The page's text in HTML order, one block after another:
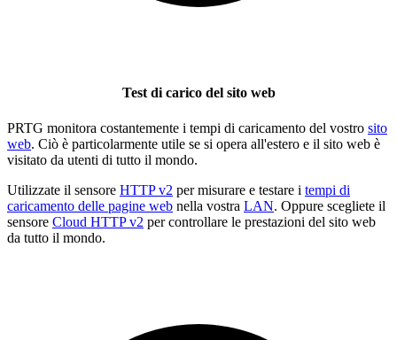
Test di carico del sito web
PRTG monitora costantemente i tempi di caricamento del vostro sito
web. Ciò è particolarmente utile se si opera all'estero e il sito web è
visitato da utenti di tutto il mondo.
Utilizzate il sensore HTTP v2 per misurare e testare i tempi di
caricamento delle pagine web nella vostra LAN. Oppure scegliete il
sensore Cloud HTTP v2 per controllare le prestazioni del sito web
da tutto il mondo.